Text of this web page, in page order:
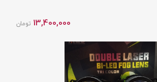
13,400,000 تومان